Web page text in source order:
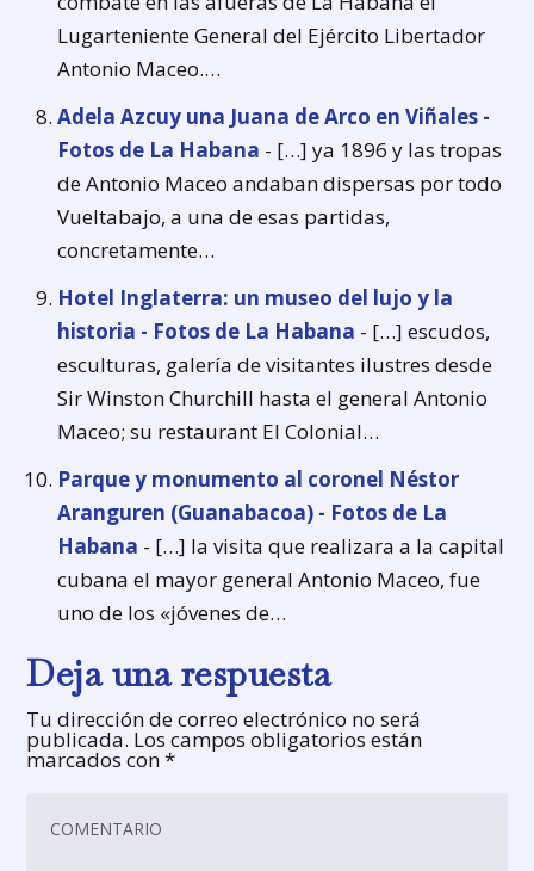
Lugarteniente General del Ejército Libertador
Antonio Maceo.…
Adela Azcuy una Juana de Arco en Viñales -
Fotos de La Habana - […] ya 1896 y las tropas
de Antonio Maceo andaban dispersas por todo
Vueltabajo, a una de esas partidas,
concretamente…
Hotel Inglaterra: un museo del lujo y la
historia - Fotos de La Habana - […] escudos,
esculturas, galería de visitantes ilustres desde
Sir Winston Churchill hasta el general Antonio
Maceo; su restaurant El Colonial…
Parque y monumento al coronel Néstor
Aranguren (Guanabacoa) - Fotos de La
Habana - […] la visita que realizara a la capital
cubana el mayor general Antonio Maceo, fue
uno de los «jóvenes de…
Deja una respuesta
Tu dirección de correo electrónico no será
publicada. Los campos obligatorios están
marcados con*